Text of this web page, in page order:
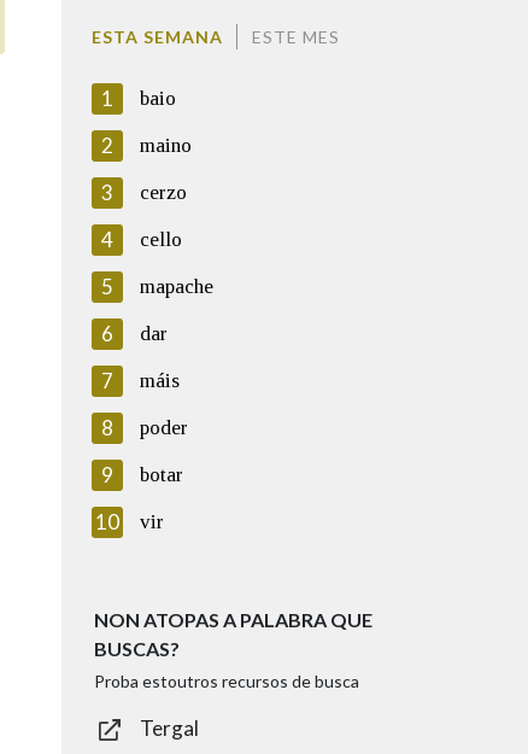
ESTA SEMANA ESTE MES
1 baio
2 maino
3 cerzo
4 cello
5 mapache
6 dar
7 máis
8 poder
9 botar
10 vir
NON ATOPAS A PALABRA QUE
BUSCAS?
Proba estoutros recursos de busca
Tergal